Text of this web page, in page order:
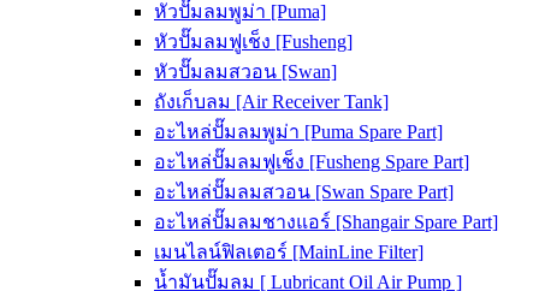
หัวปั๊มลมพูม่า [Puma]
หัวปั๊มลมฟูเช็ง [Fusheng]
หัวปั๊มลมสวอน [Swan]
ถังเก็บลม [Air Receiver Tank]
อะไหล่ปั๊มลมพูม่า [Puma Spare Part]
อะไหล่ปั๊มลมฟูเช็ง [Fusheng Spare Part]
อะไหล่ปั๊มลมสวอน [Swan Spare Part]
อะไหล่ปั๊มลมชางแอร์ [Shangair Spare Part]
เมนไลน์ฟิลเตอร์ [MainLine Filter]
น้ำมันปั๊มลม [ Lubricant Oil Air Pump ]